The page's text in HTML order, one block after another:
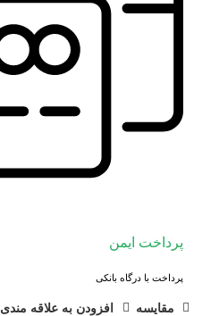
پرداخت ایمن
پرداخت با درگاه بانکی
مقايسه افزودن به علاقه مندی